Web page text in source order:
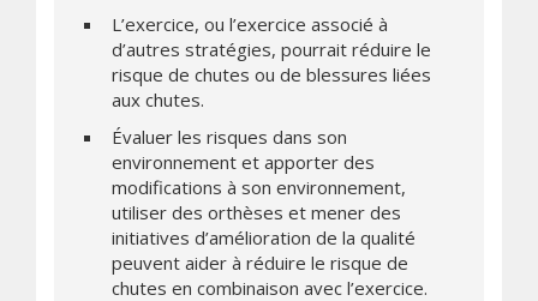
L’exercice, ou l’exercice associé à
d’autres stratégies, pourrait réduire le
risque de chutes ou de blessures liées
aux chutes.
Évaluer les risques dans son
environnement et apporter des
modifications à son environnement,
utiliser des orthèses et mener des
initiatives d’amélioration de la qualité
peuvent aider à réduire le risque de
chutes en combinaison avec l’exercice.